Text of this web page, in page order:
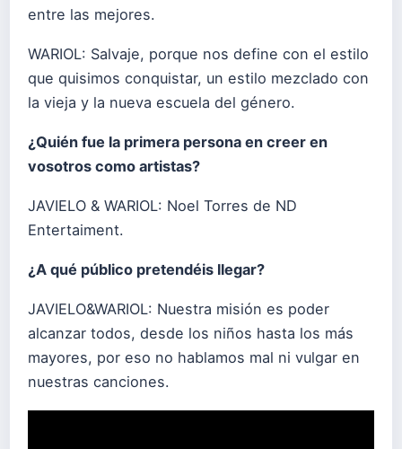
entre las mejores.
WARIOL: Salvaje, porque nos define con el estilo
que quisimos conquistar, un estilo mezclado con
la vieja y la nueva escuela del género.
¿Quién fue la primera persona en creer en
vosotros como artistas?
JAVIELO & WARIOL: Noel Torres de ND
Entertaiment.
¿A qué público pretendéis llegar?
JAVIELO&WARIOL: Nuestra misión es poder
alcanzar todos, desde los niños hasta los más
mayores, por eso no hablamos mal ni vulgar en
nuestras canciones.